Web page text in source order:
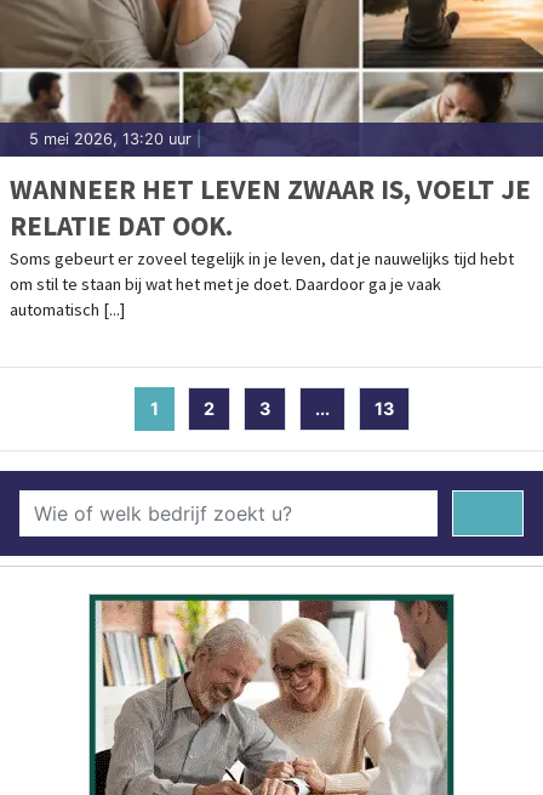
5 mei 2026, 13:20 uur
WANNEER HET LEVEN ZWAAR IS, VOELT JE
RELATIE DAT OOK.
Soms gebeurt er zoveel tegelijk in je leven, dat je nauwelijks tijd hebt
om stil te staan bij wat het met je doet. Daardoor ga je vaak
automatisch [...]
1 (current)
2 3 ... 13